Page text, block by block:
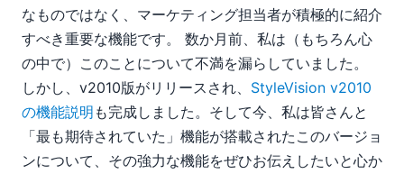
なものではなく、マーケティング担当者が積極的に紹介
すべき重要な機能です。 数か月前、私は（もちろん心
の中で）このことについて不満を漏らしていました。
しかし、v2010版がリリースされ、 StyleVision v2010
の機能説明 も完成しました。そして今、私は皆さんと
「最も期待されていた」機能が搭載されたこのバージョ
ンについて、その強力な機能をぜひお伝えしたいと心か